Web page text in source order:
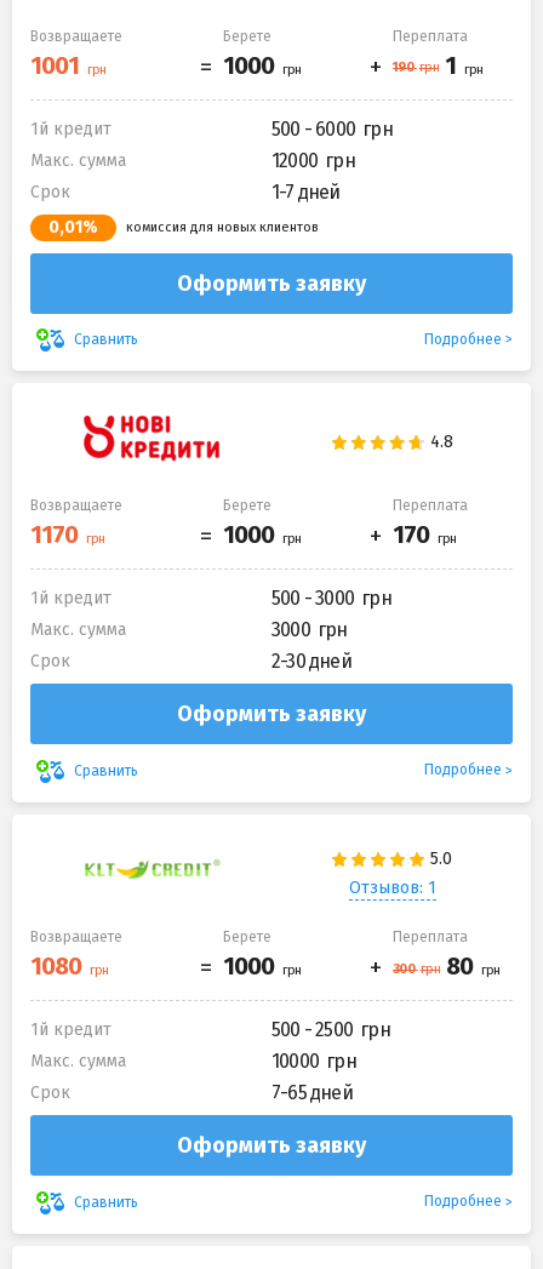
Возвращаете Берете Переплата
1й кредит 500 - 6000
Макс. сумма 12000
Срок 1-7 дней
0,01% комиссия для новых клиентов
Оформить заявку
Сравнить Подробнее
Возвращаете Берете Переплата
1й кредит 500 - 3000
Макс. сумма 3000
Срок 2-30 дней
Оформить заявку
Сравнить Подробнее
Отзывов: 1
Возвращаете Берете Переплата
1й кредит 500 - 2500
Макс. сумма 10000
Срок 7-65 дней
Оформить заявку
Сравнить Подробнее